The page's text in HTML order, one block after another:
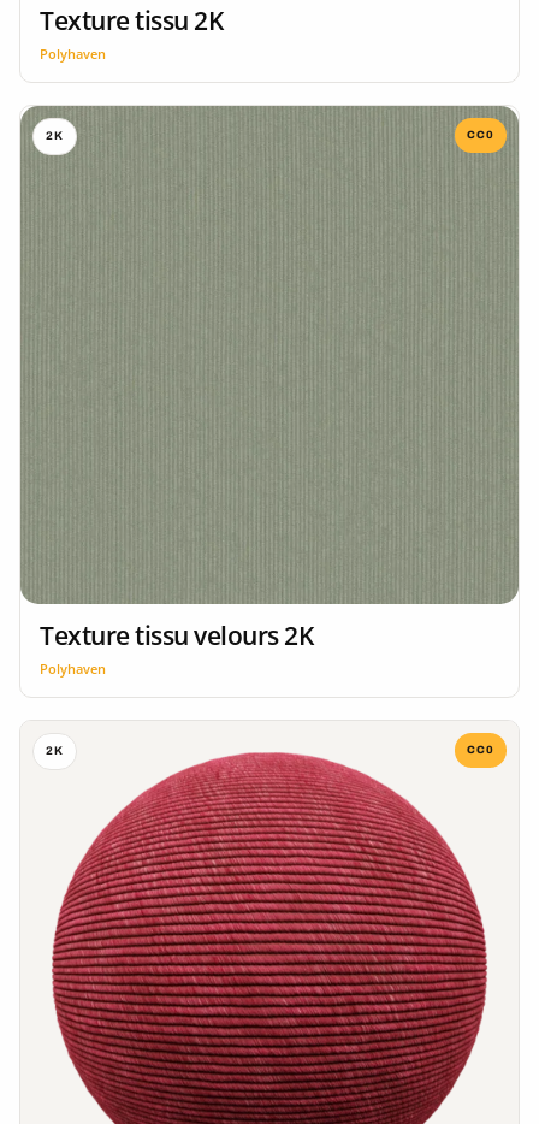
Texture tissu 2K
Polyhaven
2K CC0
Texture tissu velours 2K
Polyhaven
2K CC0